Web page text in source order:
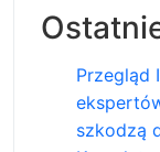
Przegląd
szkodzą